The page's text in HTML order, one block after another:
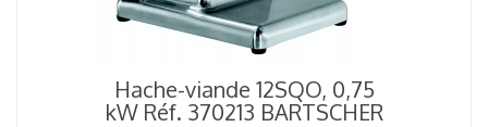
Hache-viande 12SQO, 0,75
kW Réf. 370213 BARTSCHER